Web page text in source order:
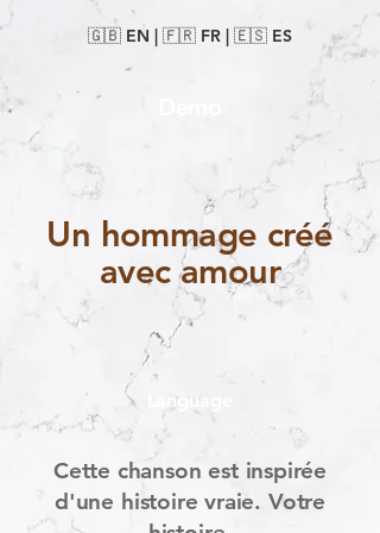
🇬🇧 EN | 🇫🇷 FR | 🇪🇸 ES
Un hommage créé
avec amour
Language
Cette chanson est inspirée
d'une histoire vraie. Votre